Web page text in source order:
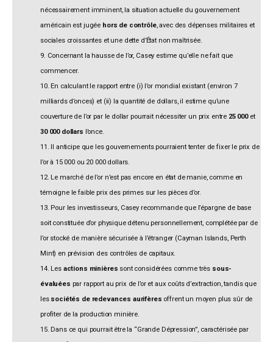
nécessairement imminent, la situation actuelle du gouvernement
américain est jugée hors de contrôle, avec des dépenses militaires et
sociales croissantes et une dette d’État non maîtrisée.
9. Concernant la hausse de l’or, Casey estime qu’elle ne fait que
commencer.
10. En calculant le rapport entre (i) l’or mondial existant (environ 7
milliards d’onces) et (ii) la quantité de dollars, il estime qu’une
couverture de l’or par le dollar pourrait nécessiter un prix entre 25 000et
30 000 dollars l’once.
11. Il anticipe que les gouvernements pourraient tenter de fixer le prix de
l’or à 15 000 ou 20 000 dollars.
12. Le marché de l’or n’est pas encore en état de manie, comme en
témoigne le faible prix des primes sur les pièces d’or.
13. Pour les investisseurs, Casey recommande que l’épargne de base
soit constituée d’or physique détenu personnellement, complétée par de
l’or stocké de manière sécurisée à l’étranger (Cayman Islands, Perth
Mint) en prévision des contrôles de capitaux.
14. Les actions minières sont considérées comme très sous-
évaluées par rapport au prix de l’or et aux coûts d’extraction, tandis que
les sociétés de redevances aurifères offrent un moyen plus sûr de
profiter de la production minière.
15. Dans ce qui pourrait être la “Grande Dépression”, caractérisée par